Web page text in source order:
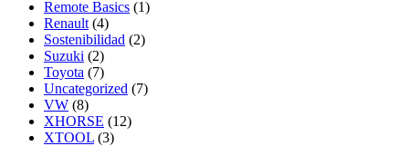
Remote Basics (1)
Renault (4)
Sostenibilidad (2)
Suzuki (2)
Toyota (7)
Uncategorized (7)
VW (8)
XHORSE (12)
XTOOL (3)